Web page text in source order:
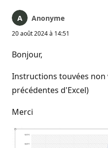
Anonyme
20 août 2024 à 14:51
Bonjour,
Instructions touvées non
précédentes d'Excel)
Merci